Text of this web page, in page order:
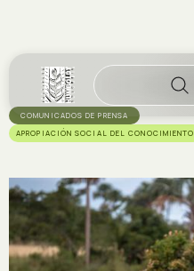
COMUNICADOS DE PRENSA
APROPIACIÓN SOCIAL DEL CONOCIMIENTO